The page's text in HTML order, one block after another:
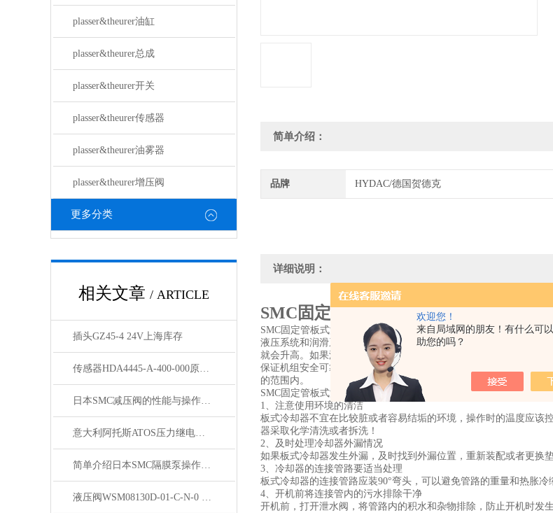
欢迎您！
来自局域网的朋友！有什么可
助您的吗？
plasser&theurer油缸
plasser&theurer总成
plasser&theurer开关
plasser&theurer传感器
plasser&theurer油雾器
plasser&theurer增压阀
更多分类
相关文章 / ARTICLE
插头GZ45-4 24V上海库存
传感器HDA4445-A-400-000原装供应
日本SMC减压阀的性能与操作方法
意大利阿托斯ATOS压力继电器MAP-080款到发货
简单介绍日本SMC隔膜泵操作注意事项有2点
液压阀WSM08130D-01-C-N-0 特惠
简单介绍：
品牌 HYDAC/德国贺德克
详细说明：
SMC固定管板式油冷却器HOWF系列
SMC固定管板式油冷却器的作用:
液压系统和润滑系统是各个机械设备上的重要组成部分。液压系统
就会升高。如果没有及时的把热量散发出，会导致系统的密封元件
保证机组安全可靠地运行。必须把油温控制在规定的范围内。润滑
的范围内。
SMC固定管板式油冷却器的操作方法：
1、注意使用环境的清洁
板式冷却器不宜在比较脏或者容易结垢的环境，操作时的温度应
器采取化学清洗或者拆洗！
2、及时处理冷却器外漏情况
如果板式冷却器发生外漏，及时找到外漏位置，重新装配或者更换垫
3、冷却器的连接管路要适当处理
板式冷却器的连接管路应装90°弯头，可以避免管路的重量和热胀
4、开机前将连接管内的污水排除干净
开机前，打开泄水阀，将管路内的积水和杂物排除，防止开机时发